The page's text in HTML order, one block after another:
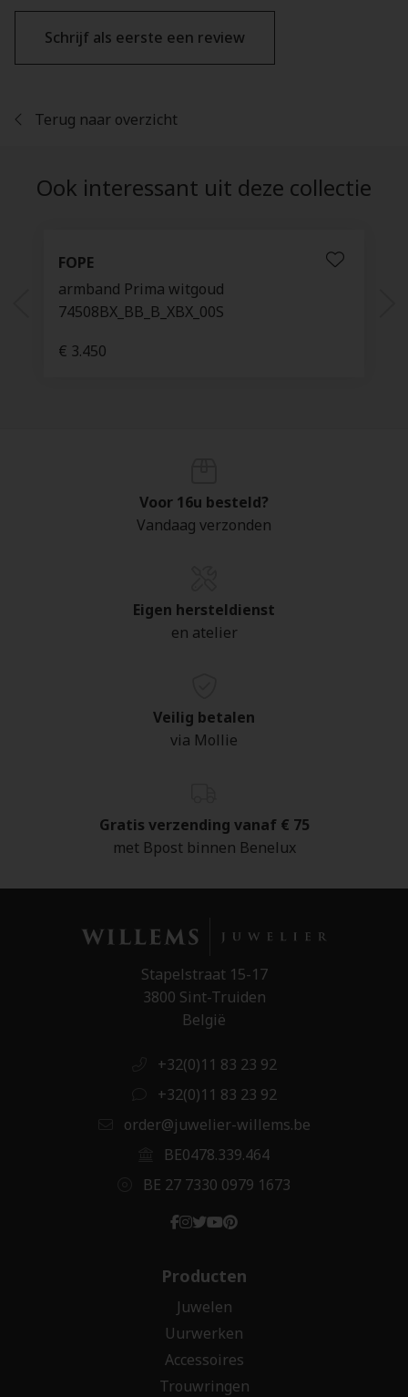
Schrijf als eerste een review
Terug naar overzicht
Ook interessant uit deze collectie
FOPE
armband Prima witgoud
74508BX_BB_B_XBX_00S
€ 3.450
Voor 16u besteld?
Vandaag verzonden
Eigen hersteldienst
en atelier
Veilig betalen
via Mollie
Gratis verzending vanaf € 75
met Bpost binnen Benelux
Stapelstraat 15-17
3800 Sint-Truiden
België
+32(0)11 83 23 92
+32(0)11 83 23 92
order@juwelier-willems.be
BE0478.339.464
BE 27 7330 0979 1673
Producten
Juwelen
Uurwerken
Accessoires
Trouwringen